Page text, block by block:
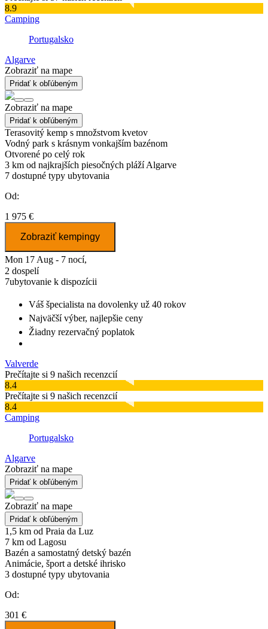
8.9
Camping
Portugalsko
Algarve
Zobraziť na mape
Pridať k obľúbeným
Zobraziť na mape
Pridať k obľúbeným
Terasovitý kemp s množstvom kvetov
Vodný park s krásnym vonkajším bazénom
Otvorené po celý rok
3 km od najkrajších piesočných pláží Algarve
7 dostupné typy ubytovania
Od:
1 975 €
Zobraziť kempingy
Mon 17 Aug - 7 nocí,
2 dospelí
7ubytovanie k dispozícii
Váš špecialista na dovolenky už 40 rokov
Najväčší výber, najlepšie ceny
Žiadny rezervačný poplatok
Valverde
Prečítajte si 9 našich recenzcií
8.4
Prečítajte si 9 našich recenzcií
8.4
Camping
Portugalsko
Algarve
Zobraziť na mape
Pridať k obľúbeným
Zobraziť na mape
Pridať k obľúbeným
1,5 km od Praia da Luz
7 km od Lagosu
Bazén a samostatný detský bazén
Animácie, šport a detské ihrisko
3 dostupné typy ubytovania
Od:
301 €